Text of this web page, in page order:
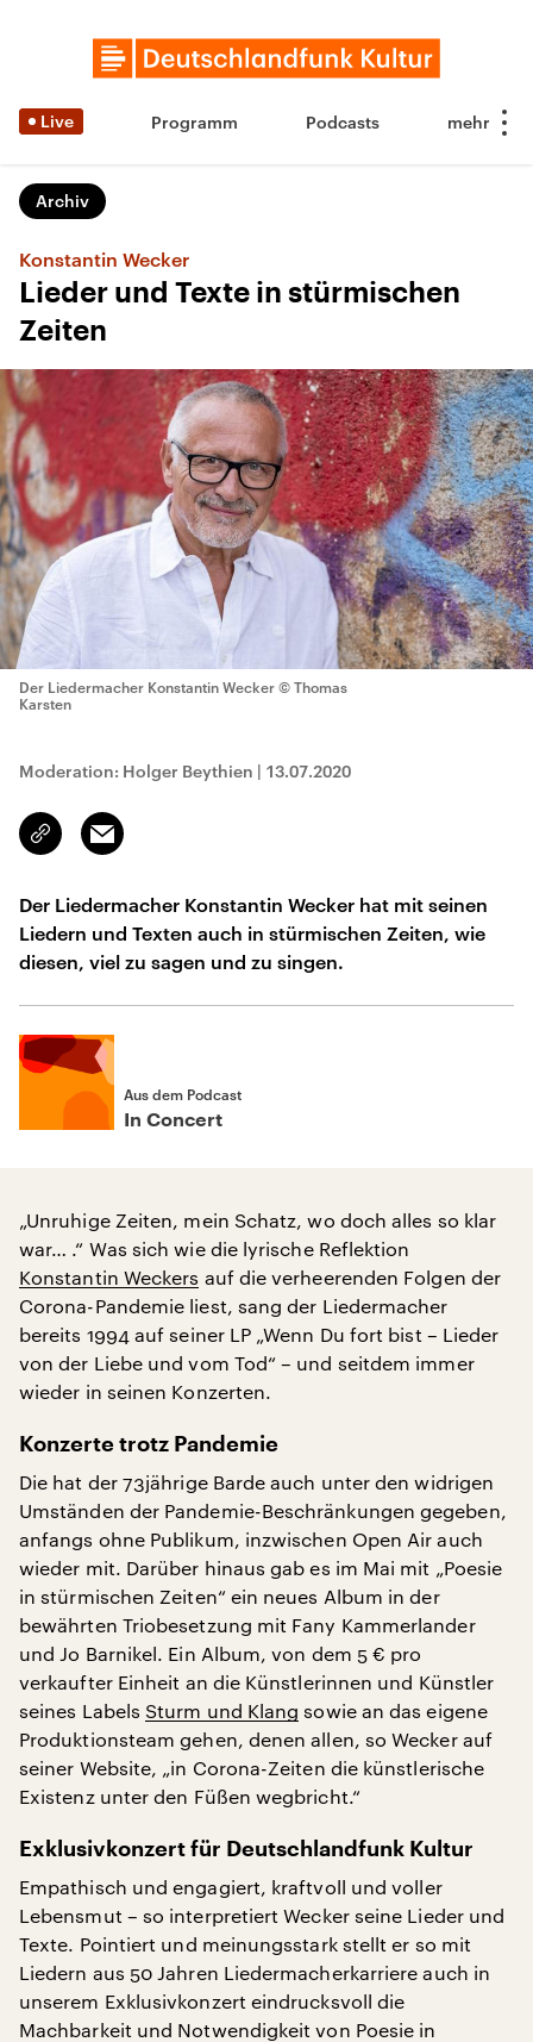
Live Programm Podcasts
Archiv
Konstantin Wecker
Lieder und Texte in stürmischen
Zeiten
Der Liedermacher Konstantin Wecker © Thomas
Karsten
Moderation: Holger Beythien | 13.07.2020
Link
kopieren/teilen
Email
Der Liedermacher Konstantin Wecker hat mit seinen
Liedern und Texten auch in stürmischen Zeiten, wie
diesen, viel zu sagen und zu singen.
Aus dem Podcast
In Concert
„Unruhige Zeiten, mein Schatz, wo doch alles so klar
war… .“ Was sich wie die lyrische Reflektion
Konstantin Weckers auf die verheerenden Folgen der
Corona-Pandemie liest, sang der Liedermacher
bereits 1994 auf seiner LP „Wenn Du fort bist – Lieder
von der Liebe und vom Tod“ – und seitdem immer
wieder in seinen Konzerten.
Konzerte trotz Pandemie
Die hat der 73jährige Barde auch unter den widrigen
Umständen der Pandemie-Beschränkungen gegeben,
anfangs ohne Publikum, inzwischen Open Air auch
wieder mit. Darüber hinaus gab es im Mai mit „Poesie
in stürmischen Zeiten“ ein neues Album in der
bewährten Triobesetzung mit Fany Kammerlander
und Jo Barnikel. Ein Album, von dem 5 € pro
verkaufter Einheit an die Künstlerinnen und Künstler
seines Labels Sturm und Klang sowie an das eigene
Produktionsteam gehen, denen allen, so Wecker auf
seiner Website, „in Corona-Zeiten die künstlerische
Existenz unter den Füßen wegbricht.“
Exklusivkonzert für Deutschlandfunk Kultur
Empathisch und engagiert, kraftvoll und voller
Lebensmut – so interpretiert Wecker seine Lieder und
Texte. Pointiert und meinungsstark stellt er so mit
Liedern aus 50 Jahren Liedermacherkarriere auch in
unserem Exklusivkonzert eindrucksvoll die
Machbarkeit und Notwendigkeit von Poesie in